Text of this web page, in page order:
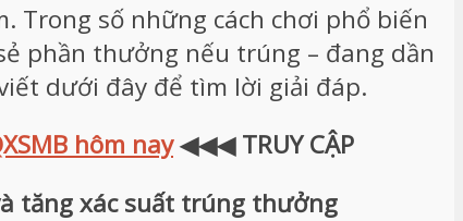
Trong số những cách chơi phổ biến
phần thưởng nếu trúng – đang dần
dưới đây để tìm lời giải đáp.
hôm nay◀◀◀ TRUY CẬP
tăng xác suất trúng thưởng